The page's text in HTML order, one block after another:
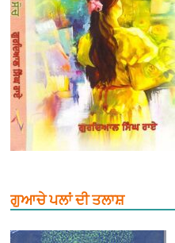
ਗੁਆਚੇ ਪਲਾਂ ਦੀ ਤਲਾਸ਼